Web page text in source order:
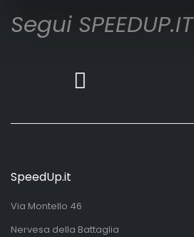
Segui SPEEDUP.IT
SpeedUp.it
Via Montello 46
Nervesa della Battaglia